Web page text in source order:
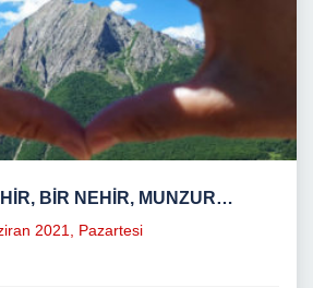
BIR NEHIR, MUNZUR…
2021, Pazartesi